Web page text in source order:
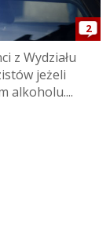
2
z Wydziału
jeżeli
alkoholu....